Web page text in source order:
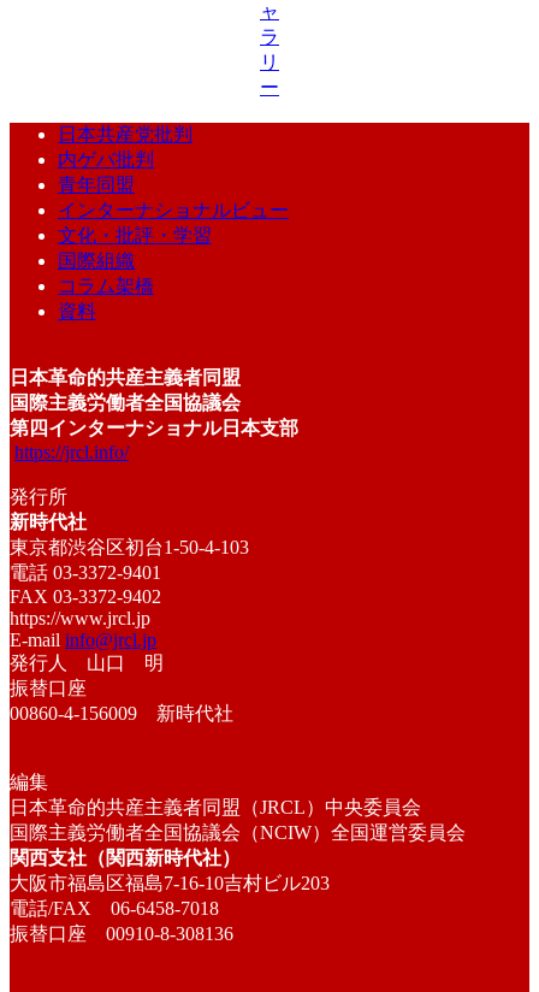
ャ
ラ
リ
ー
日本共産党批判
内ゲバ批判
青年同盟
インターナショナルビュー
文化・批評・学習
国際組織
コラム架橋
資料
日本革命的共産主義者同盟
国際主義労働者全国協議会
第四インターナショナル日本支部
https://jrcl.info/
発行所
新時代社
東京都渋谷区初台1-50-4-103
電話 03-3372-9401
FAX 03-3372-9402
https://www.jrcl.jp
E-mail info@jrcl.jp
発行人 山口 明
振替口座
00860-4-156009 新時代社
編集
日本革命的共産主義者同盟（JRCL）中央委員会
国際主義労働者全国協議会（NCIW）全国運営委員会
関西支社（関西新時代社）
大阪市福島区福島7-16-10吉村ビル203
電話/FAX 06-6458-7018
振替口座 00910-8-308136